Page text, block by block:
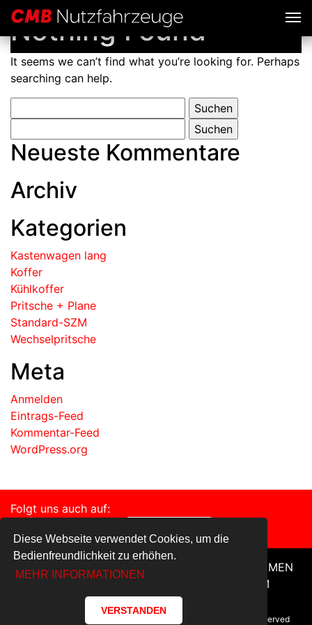
Diese Webseite verwendet Cookies, um die
Bedienfreundlichkeit zu erhöhen.
MEHR INFORMATIONEN
VERSTANDEN
Nothing Found
It seems we can’t find what you’re looking for. Perhaps
searching can help.
Neueste Kommentare
Archiv
Kategorien
Kastenwagen lang
Koffer
Kühlkoffer
Pritsche + Plane
Standard-SZM
Wechselpritsche
Meta
Anmelden
Eintrags-Feed
Kommentar-Feed
WordPress.org
Folgt uns auch auf:
HOME FAHRZEUGE
UNTERNEHMEN
IMPRESSUM
© Copyright 2018-2019 • CMB Nutzfahrzeuge — All Rights reserved